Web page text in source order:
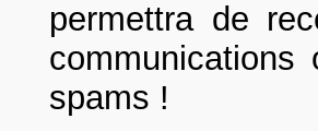
permettra de
spams !